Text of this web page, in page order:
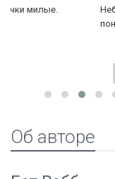
Небольшая книжка,
понятном детям и
Об авторе